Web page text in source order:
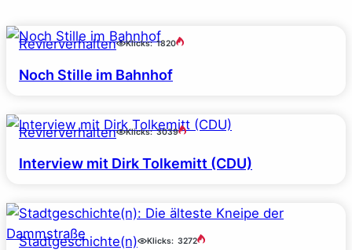
Revierverhalten Klicks: 1820
Noch Stille im Bahnhof
Revierverhalten Klicks: 3039
Interview mit Dirk Tolkemitt (CDU)
Stadtgeschichte(n) Klicks: 3272